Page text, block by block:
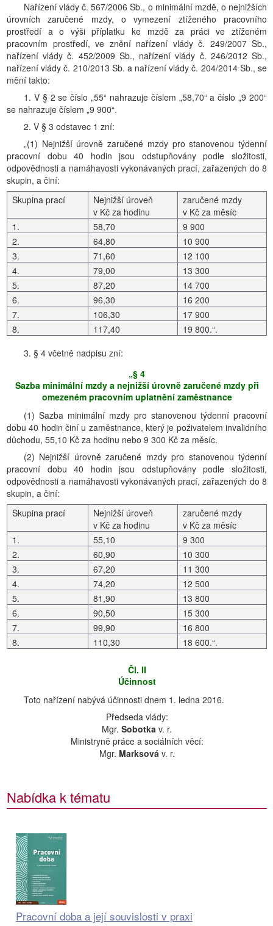
Nařízení vlády č. 567/2006 Sb., o minimální mzdě, o nejnižších
úrovních zaručené mzdy, o vymezení ztíženého pracovního
prostředí a o výši příplatku ke mzdě za práci ve ztíženém
pracovním prostředí, ve znění nařízení vlády č. 249/2007 Sb.,
nařízení vlády č. 452/2009 Sb., nařízení vlády č. 246/2012 Sb.,
nařízení vlády č. 210/2013 Sb. a nařízení vlády č. 204/2014 Sb., se
mění takto:
1. V § 2 se číslo „55“ nahrazuje číslem „58,70“ a číslo „9 200“
se nahrazuje číslem „9 900“.
2. V § 3 odstavec 1 zní:
„(1) Nejnižší úrovně zaručené mzdy pro stanovenou týdenní
pracovní dobu 40 hodin jsou odstupňovány podle složitosti,
odpovědnosti a namáhavosti vykonávaných prací, zařazených do 8
skupin, a činí:
Skupina prací
Nejnižší úroveň
v Kč za hodinu
zaručené mzdy
v Kč za měsíc
1.
58,70
9 900
2.
64,80
10 900
3.
71,60
12 100
4.
79,00
13 300
5.
87,20
14 700
6.
96,30
16 200
7.
106,30
17 900
8.
117,40
19 800.“.
3. § 4 včetně nadpisu zní:
„§ 4
Sazba minimální mzdy a nejnižší úrovně zaručené mzdy při
omezeném pracovním uplatnění zaměstnance
(1) Sazba minimální mzdy pro stanovenou týdenní pracovní
dobu 40 hodin činí u zaměstnance, který je poživatelem invalidního
důchodu, 55,10 Kč za hodinu nebo 9 300 Kč za měsíc.
(2) Nejnižší úrovně zaručené mzdy pro stanovenou týdenní
pracovní dobu 40 hodin jsou odstupňovány podle složitosti,
odpovědnosti a namáhavosti vykonávaných prací, zařazených do 8
skupin, a činí:
Skupina prací
Nejnižší úroveň
v Kč za hodinu
zaručené mzdy
v Kč za měsíc
1.
55,10
9 300
2.
60,90
10 300
3.
67,20
11 300
4.
74,20
12 500
5.
81,90
13 800
6.
90,50
15 300
7.
99,90
16 800
8.
110,30 18 600.“.
Čl. II
Účinnost
Toto nařízení nabývá účinnosti dnem 1. ledna 2016.
Předseda vlády:
Mgr. Sobotka v. r.
Ministryně práce a sociálních věcí:
Mgr. Marksováv. r.
Nabídka k tématu
Pracovní doba a její souvislosti v praxi